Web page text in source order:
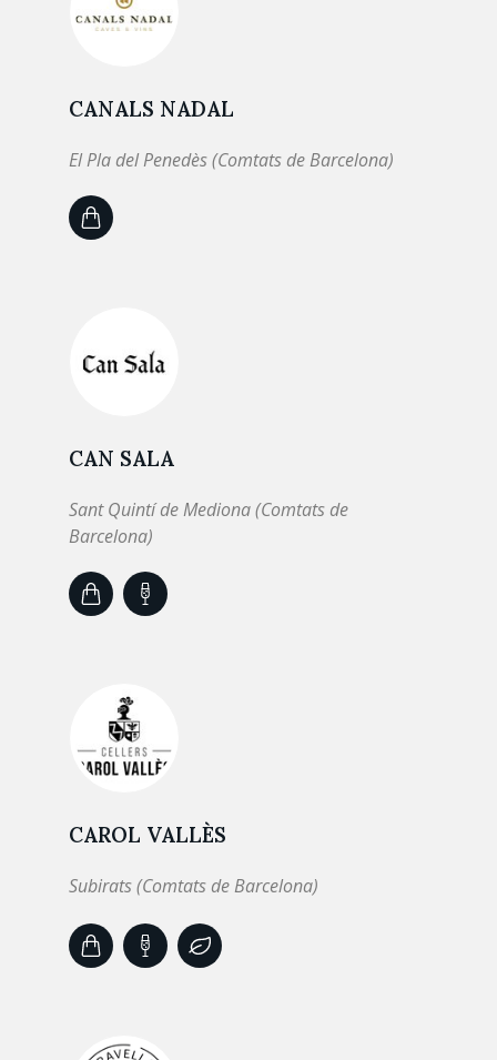
CANALS NADAL
El Pla del Penedès (Comtats de Barcelona)
CAN SALA
Sant Quintí de Mediona (Comtats de
Barcelona)
CAROL VALLÈS
Subirats (Comtats de Barcelona)